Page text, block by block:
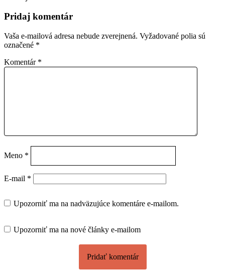
Pridaj komentár
Vaša e-mailová adresa nebude zverejnená. Vyžadované polia sú
označené *
Komentár *
Meno *
E-mail *
Upozorniť ma na nadväzujúce komentáre e-mailom.
Upozorniť ma na nové články e-mailom